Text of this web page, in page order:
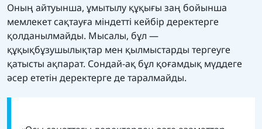
Оның айтуынша, ұмытылу құқығы заң бойынша
мемлекет сақтауға міндетті кейбір деректерге
қолданылмайды. Мысалы, бұл —
құқықбұзушылықтар мен қылмыстарды тергеуге
қатысты ақпарат. Сондай-ақ бұл қоғамдық мүддеге
әсер ететін деректерге де таралмайды.